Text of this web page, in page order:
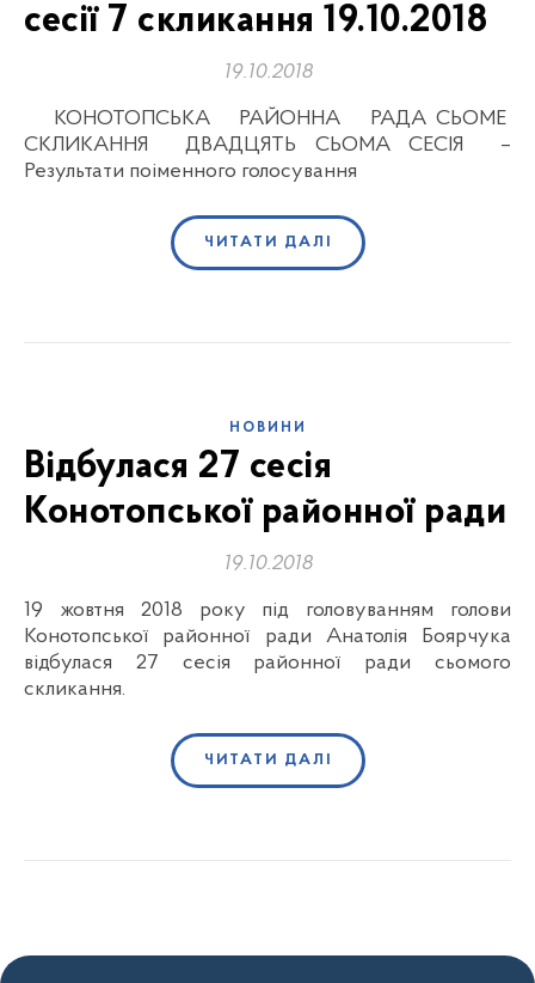
сесії 7 скликання 19.10.2018
19.10.2018
КОНОТОПСЬКА РАЙОННА РАДА СЬОМЕ
СКЛИКАННЯ ДВАДЦЯТЬ СЬОМА СЕСІЯ –
Результати поіменного голосування
ЧИТАТИ ДАЛІ
НОВИНИ
Відбулася 27 сесія
Конотопської районної ради
19.10.2018
19 жовтня 2018 року під головуванням голови
Конотопської районної ради Анатолія Боярчука
відбулася 27 сесія районної ради сьомого
скликання.
ЧИТАТИ ДАЛІ